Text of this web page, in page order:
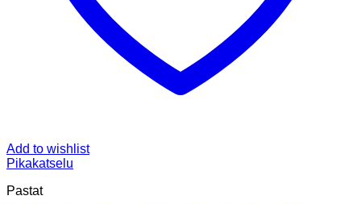
Add to wishlist
Pikakatselu
Pastat